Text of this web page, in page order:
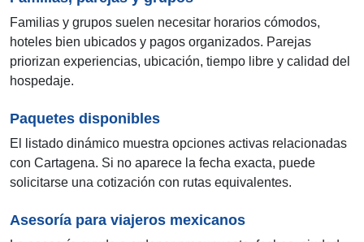
Familias y grupos suelen necesitar horarios cómodos,
hoteles bien ubicados y pagos organizados. Parejas
priorizan experiencias, ubicación, tiempo libre y calidad del
hospedaje.
Paquetes disponibles
El listado dinámico muestra opciones activas relacionadas
con Cartagena. Si no aparece la fecha exacta, puede
solicitarse una cotización con rutas equivalentes.
Asesoría para viajeros mexicanos